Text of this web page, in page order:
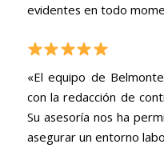
evidentes en todo
«El equipo de
con la redacción de
Su asesoría nos ha
asegurar un entorno